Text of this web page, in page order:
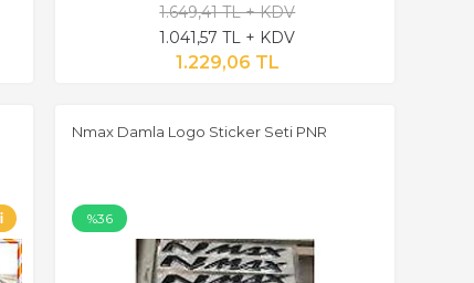
1.649,41 TL + KDV
1.041,57 TL + KDV
1.229,06 TL
Nmax Damla Logo Sticker Seti PNR
%36